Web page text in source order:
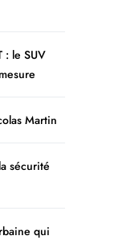
: le SUV
Martin
sécurité
qui